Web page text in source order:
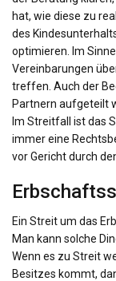
hat, wie diese zu
des
optimieren. Im
Vereinbarungen
treffen. Auch der
Partnern aufgeteilt
Im Streitfall ist das
immer eine
vor Gericht durch
Ein Streit um das
Man kann solche
Wenn es zu Streit
Besitzes kommt,